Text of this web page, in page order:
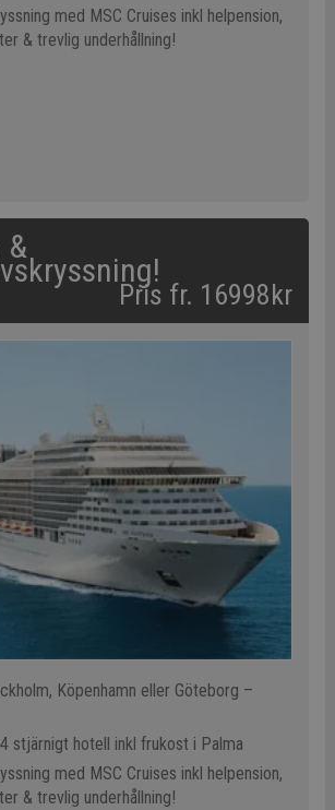
med MSC Cruises inkl helpension,
& trevlig underhållning!
&
Pris fr. 16998kr
Köpenhamn eller Göteborg –
stjärnigt hotell inkl frukost i Palma
med MSC Cruises inkl helpension,
& trevlig underhållning!